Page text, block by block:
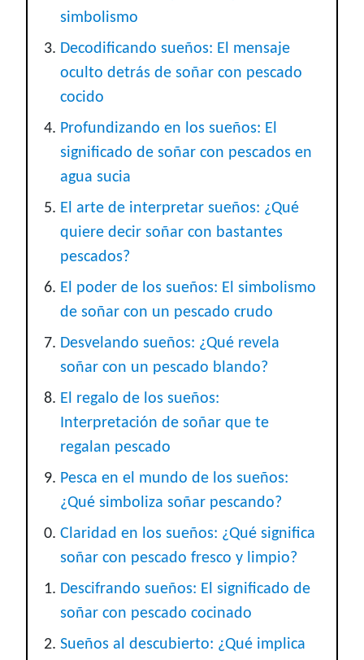
simbolismo
Decodificando sueños: El mensaje
oculto detrás de soñar con pescado
cocido
Profundizando en los sueños: El
significado de soñar con pescados en
agua sucia
El arte de interpretar sueños: ¿Qué
quiere decir soñar con bastantes
pescados?
El poder de los sueños: El simbolismo
de soñar con un pescado crudo
Desvelando sueños: ¿Qué revela
soñar con un pescado blando?
El regalo de los sueños:
Interpretación de soñar que te
regalan pescado
Pesca en el mundo de los sueños:
¿Qué simboliza soñar pescando?
Claridad en los sueños: ¿Qué significa
soñar con pescado fresco y limpio?
Descifrando sueños: El significado de
soñar con pescado cocinado
Sueños al descubierto: ¿Qué implica